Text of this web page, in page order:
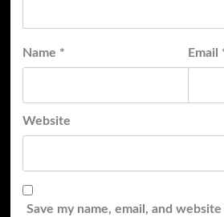
Name * Email
Website
Save my name, email, and